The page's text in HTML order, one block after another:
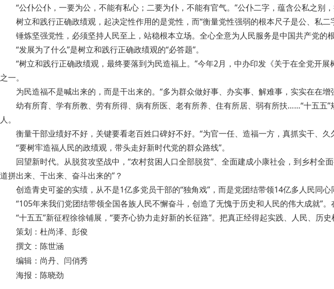
“公仆公仆，一要为公，不能有私心；二要为仆，不能有官气。”公仆二字，蕴含公私之别
树立和践行正确政绩观，起决定性作用的是党性，而“衡量党性强弱的根本尺子是公、私
锤炼坚强党性，必须坚持人民至上，站稳根本立场。全心全意为人民服务是中国共产党的
“发展为了什么”是树立和践行正确政绩观的“必答题”。
“树立和践行正确政绩观，最终要落到为民造福上。”今年2月，中办印发《关于在全党开
之一。
为民造福不是喊出来的，而是干出来的。“多为群众做好事、办实事、解难事，实实在在增
幼有所育、学有所教、劳有所得、病有所医、老有所养、住有所居、弱有所扶……“十五五
人。
衡量干部业绩好不好，关键要看老百姓口碑好不好。“为官一任、造福一方，真抓实干、久
“要树牢造福人民的政绩观，带头走好新时代党的群众路线”。
回望新时代。从脱贫攻坚战中，“农村贫困人口全部脱贫”、全面建成小康社会，到乡村
道拼出来、干出来、奋斗出来的”？
创造青史可鉴的实绩，从不是1亿多党员干部的“独角戏”，而是党团结带领14亿多人民同心
“105年来我们党团结带领全国各族人民不懈奋斗，创造了无愧于历史和人民的伟大成就”。
“十五五”新征程徐徐铺展，“要齐心协力走好新的长征路”。把真正经得起实践、人民、历
策划：杜尚泽、彭俊
撰文：陈世涵
编辑：尚丹、闫俏秀
海报：陈晓劲